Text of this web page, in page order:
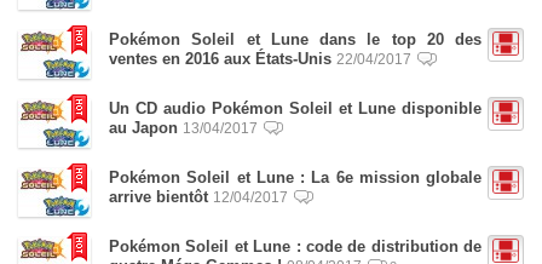
Pokémon Soleil et Lune dans le top 20 des
ventes en 2016 aux États-Unis 22/04/2017
Un CD audio Pokémon Soleil et Lune disponible
au Japon 13/04/2017
Pokémon Soleil et Lune : La 6e mission globale
arrive bientôt 12/04/2017
Pokémon Soleil et Lune : code de distribution de